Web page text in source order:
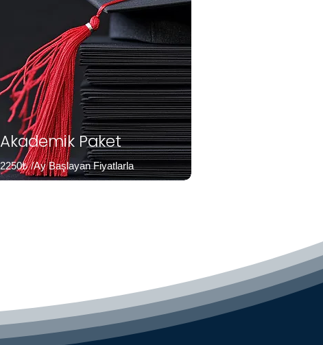
Akademik Paket
2250₺ /Ay Başlayan Fiyatlarla